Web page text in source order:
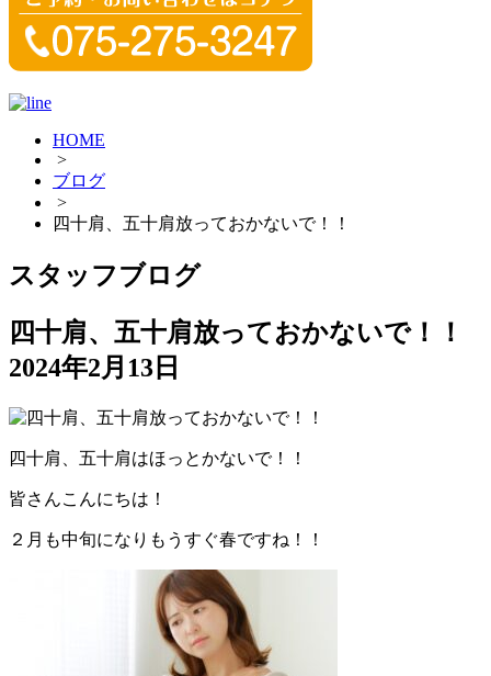
HOME
>
ブログ
>
四十肩、五十肩放っておかないで！！
スタッフブログ
四十肩、五十肩放っておかないで！！
2024年2月13日
四十肩、五十肩はほっとかないで！！
皆さんこんにちは！
２月も中旬になりもうすぐ春ですね！！